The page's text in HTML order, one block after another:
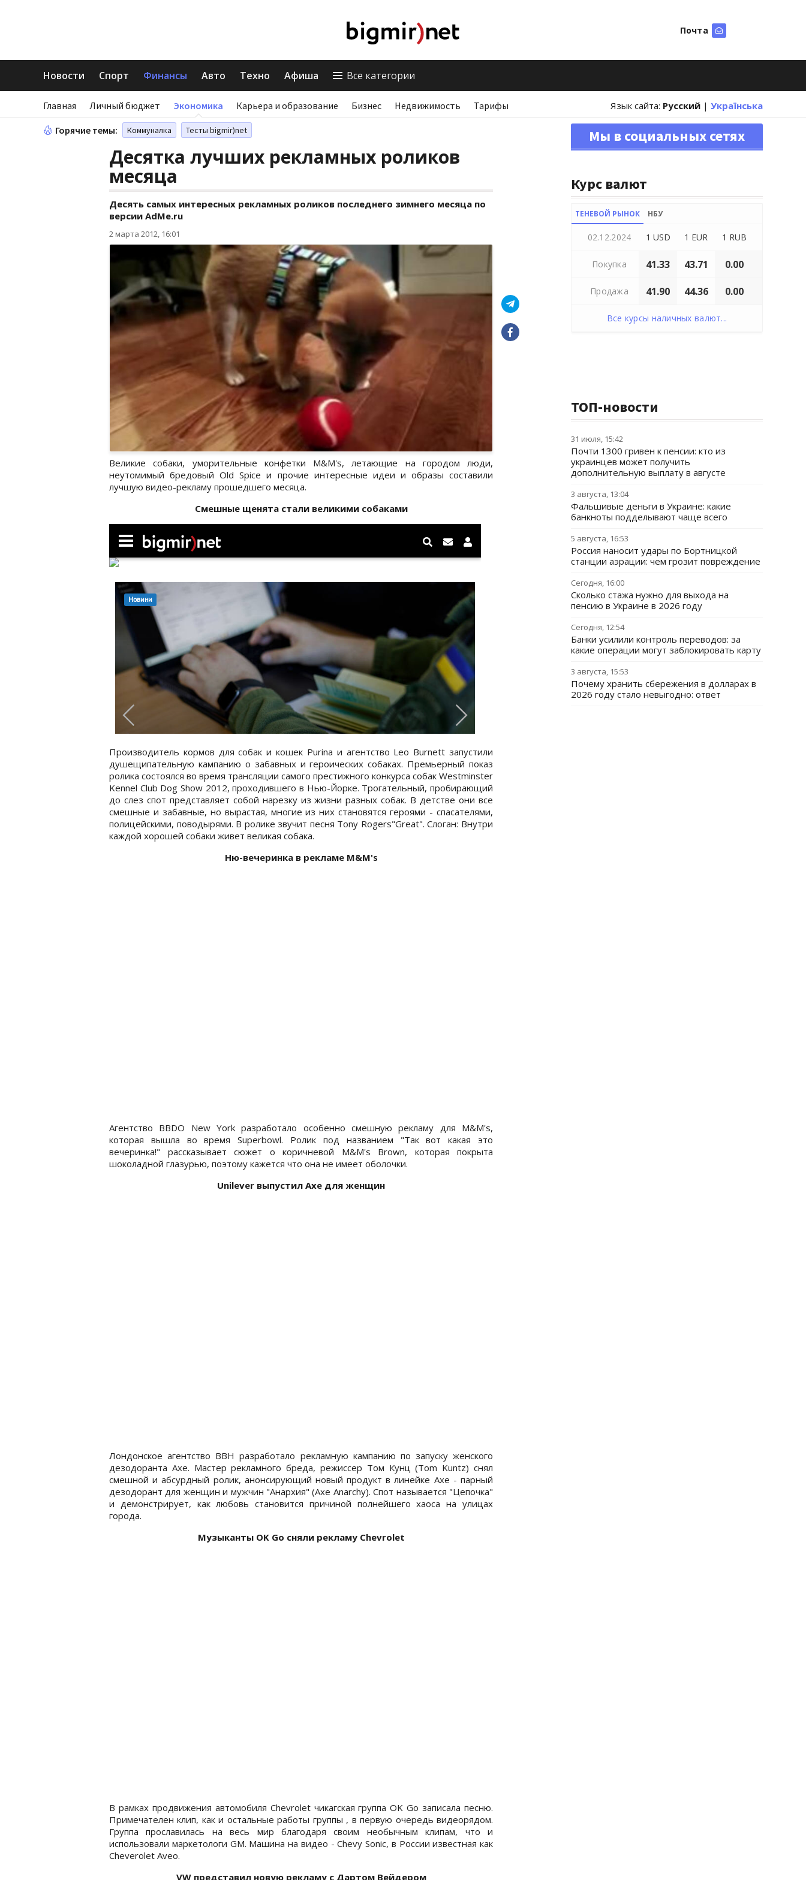
Почта
Новости Спорт Финансы Авто Техно Афиша Все категории
Главная Личный бюджет Экономика Карьера и образование Бизнес Недвижимость Тарифы Язык сайта: Русский | Українська
Горячие темы: Коммуналка Тесты bigmir)net
Десятка лучших рекламных роликов
месяца
Десять самых интересных рекламных роликов последнего зимнего месяца по
версии AdMe.ru
2 марта 2012, 16:01
Великие собаки, уморительные конфетки M&M's, летающие на городом люди,
неутомимый бредовый Old Spice и прочие интересные идеи и образы составили
лучшую видео-рекламу прошедшего месяца.
Смешные щенята стали великими собаками
Производитель кормов для собак и кошек Purina и агентство Leo Burnett запустили
душещипательную кампанию о забавных и героических собаках. Премьерный показ
ролика состоялся во время трансляции самого престижного конкурса собак Westminster
Kennel Club Dog Show 2012, проходившего в Нью-Йорке. Трогательный, пробирающий
до слез спот представляет собой нарезку из жизни разных собак. В детстве они все
смешные и забавные, но вырастая, многие из них становятся героями - спасателями,
полицейскими, поводырями. В ролике звучит песня Tony Rogers"Great". Слоган: Внутри
каждой хорошей собаки живет великая собака.
Ню-вечеринка в рекламе M&M's
Агентство BBDO New York разработало особенно смешную рекламу для M&M's,
которая вышла во время Superbowl. Ролик под названием "Так вот какая это
вечеринка!" рассказывает сюжет о коричневой M&M's Brown, которая покрыта
шоколадной глазурью, поэтому кажется что она не имеет оболочки.
Unilever выпустил Axe для женщин
Лондонское агентство BBH разработало рекламную кампанию по запуску женского
дезодоранта Axe. Мастер рекламного бреда, режиссер Том Кунц (Tom Kuntz) снял
смешной и абсурдный ролик, анонсирующий новый продукт в линейке Axe - парный
дезодорант для женщин и мужчин "Анархия" (Aхе Anarchy). Спот называется "Цепочка"
и демонстрирует, как любовь становится причиной полнейшего хаоса на улицах
города.
Музыканты OK Go сняли рекламу Chevrolet
В рамках продвижения автомобиля Chevrolet чикагская группа OK Go записала песню.
Примечателен клип, как и остальные работы группы , в первую очередь видеорядом.
Группа прославилась на весь мир благодаря своим необычным клипам, что и
использовали маркетологи GM. Машина на видео - Chevy Sonic, в России известная как
Cheverolet Aveo.
VW представил новую рекламу с Дартом Вейдером
Мы в социальных сетях
Курс валют
ТЕНЕВОЙ РЫНОК НБУ
02.12.2024 1 USD 1 EUR 1 RUB
Покупка 41.33 43.71 0.00
Продажа 41.90 44.36 0.00
Все курсы наличных валют...
ТОП-новости
31 июля, 15:42
Почти 1300 гривен к пенсии: кто из
украинцев может получить
дополнительную выплату в августе
3 августа, 13:04
Фальшивые деньги в Украине: какие
банкноты подделывают чаще всего
5 августа, 16:53
Россия наносит удары по Бортницкой
станции аэрации: чем грозит повреждение
Сегодня, 16:00
Сколько стажа нужно для выхода на
пенсию в Украине в 2026 году
Сегодня, 12:54
Банки усилили контроль переводов: за
какие операции могут заблокировать карту
3 августа, 15:53
Почему хранить сбережения в долларах в
2026 году стало невыгодно: ответ